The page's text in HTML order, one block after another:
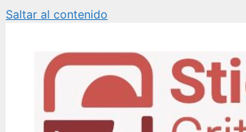
Saltar al contenido